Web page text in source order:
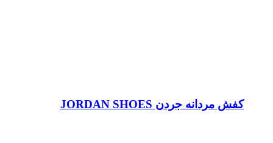
کفش مردانه جردن JORDAN SHOES